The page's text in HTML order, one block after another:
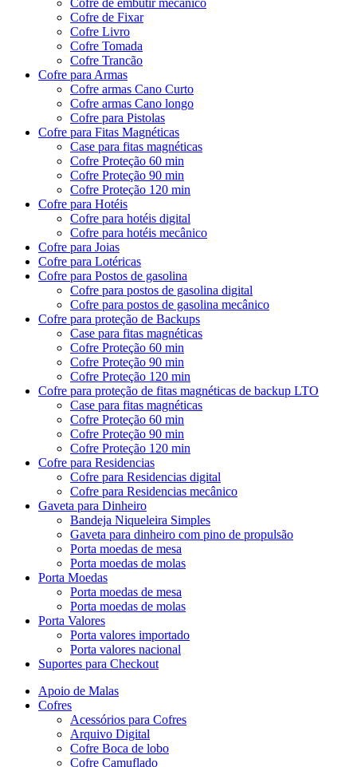
Cofre de embutir mecânico
Cofre de Fixar
Cofre Livro
Cofre Tomada
Cofre Trancão
Cofre para Armas
Cofre armas Cano Curto
Cofre armas Cano longo
Cofre para Pistolas
Cofre para Fitas Magnéticas
Case para fitas magnéticas
Cofre Proteção 60 min
Cofre Proteção 90 min
Cofre Proteção 120 min
Cofre para Hotéis
Cofre para hotéis digital
Cofre para hotéis mecânico
Cofre para Joias
Cofre para Lotéricas
Cofre para Postos de gasolina
Cofre para postos de gasolina digital
Cofre para postos de gasolina mecânico
Cofre para proteção de Backups
Case para fitas magnéticas
Cofre Proteção 60 min
Cofre Proteção 90 min
Cofre Proteção 120 min
Cofre para proteção de fitas magnéticas de backup LTO
Case para fitas magnéticas
Cofre Proteção 60 min
Cofre Proteção 90 min
Cofre Proteção 120 min
Cofre para Residencias
Cofre para Residencias digital
Cofre para Residencias mecânico
Gaveta para Dinheiro
Bandeja Niqueleira Simples
Gaveta para dinheiro com pino de propulsão
Porta moedas de mesa
Porta moedas de molas
Porta Moedas
Porta moedas de mesa
Porta moedas de molas
Porta Valores
Porta valores importado
Porta valores nacional
Suportes para Checkout
Apoio de Malas
Cofres
Acessórios para Cofres
Arquivo Digital
Cofre Boca de lobo
Cofre Camuflado